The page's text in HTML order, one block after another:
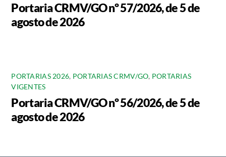
Portaria CRMV/GO nº 57/2026, de 5 de
agosto de 2026
PORTARIAS 2026, PORTARIAS CRMV/GO, PORTARIAS
VIGENTES
Portaria CRMV/GO nº 56/2026, de 5 de
agosto de 2026